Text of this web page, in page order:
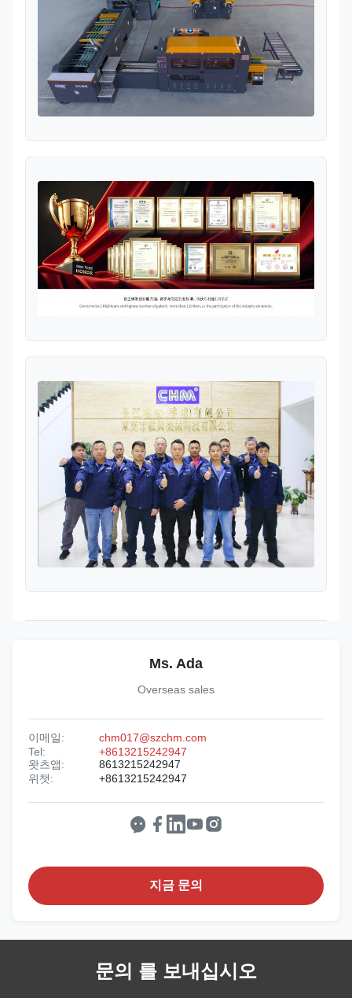
Ms. Ada
Overseas sales
이메일:
chm017@szchm.com
Tel:
+8613215242947
왓츠앱:
8613215242947
위챗:
+8613215242947
지금 문의
문의 를 보내십시오